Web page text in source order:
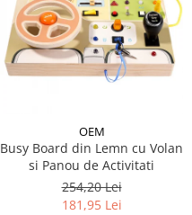
OEM
Busy Board din Lemn cu Volan
si Panou de Activitati
254,20 Lei
181,95 Lei